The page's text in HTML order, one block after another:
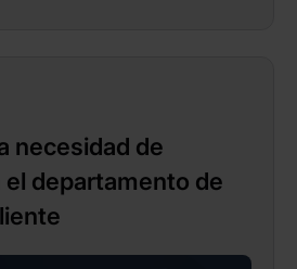
necesidad de
departamento de